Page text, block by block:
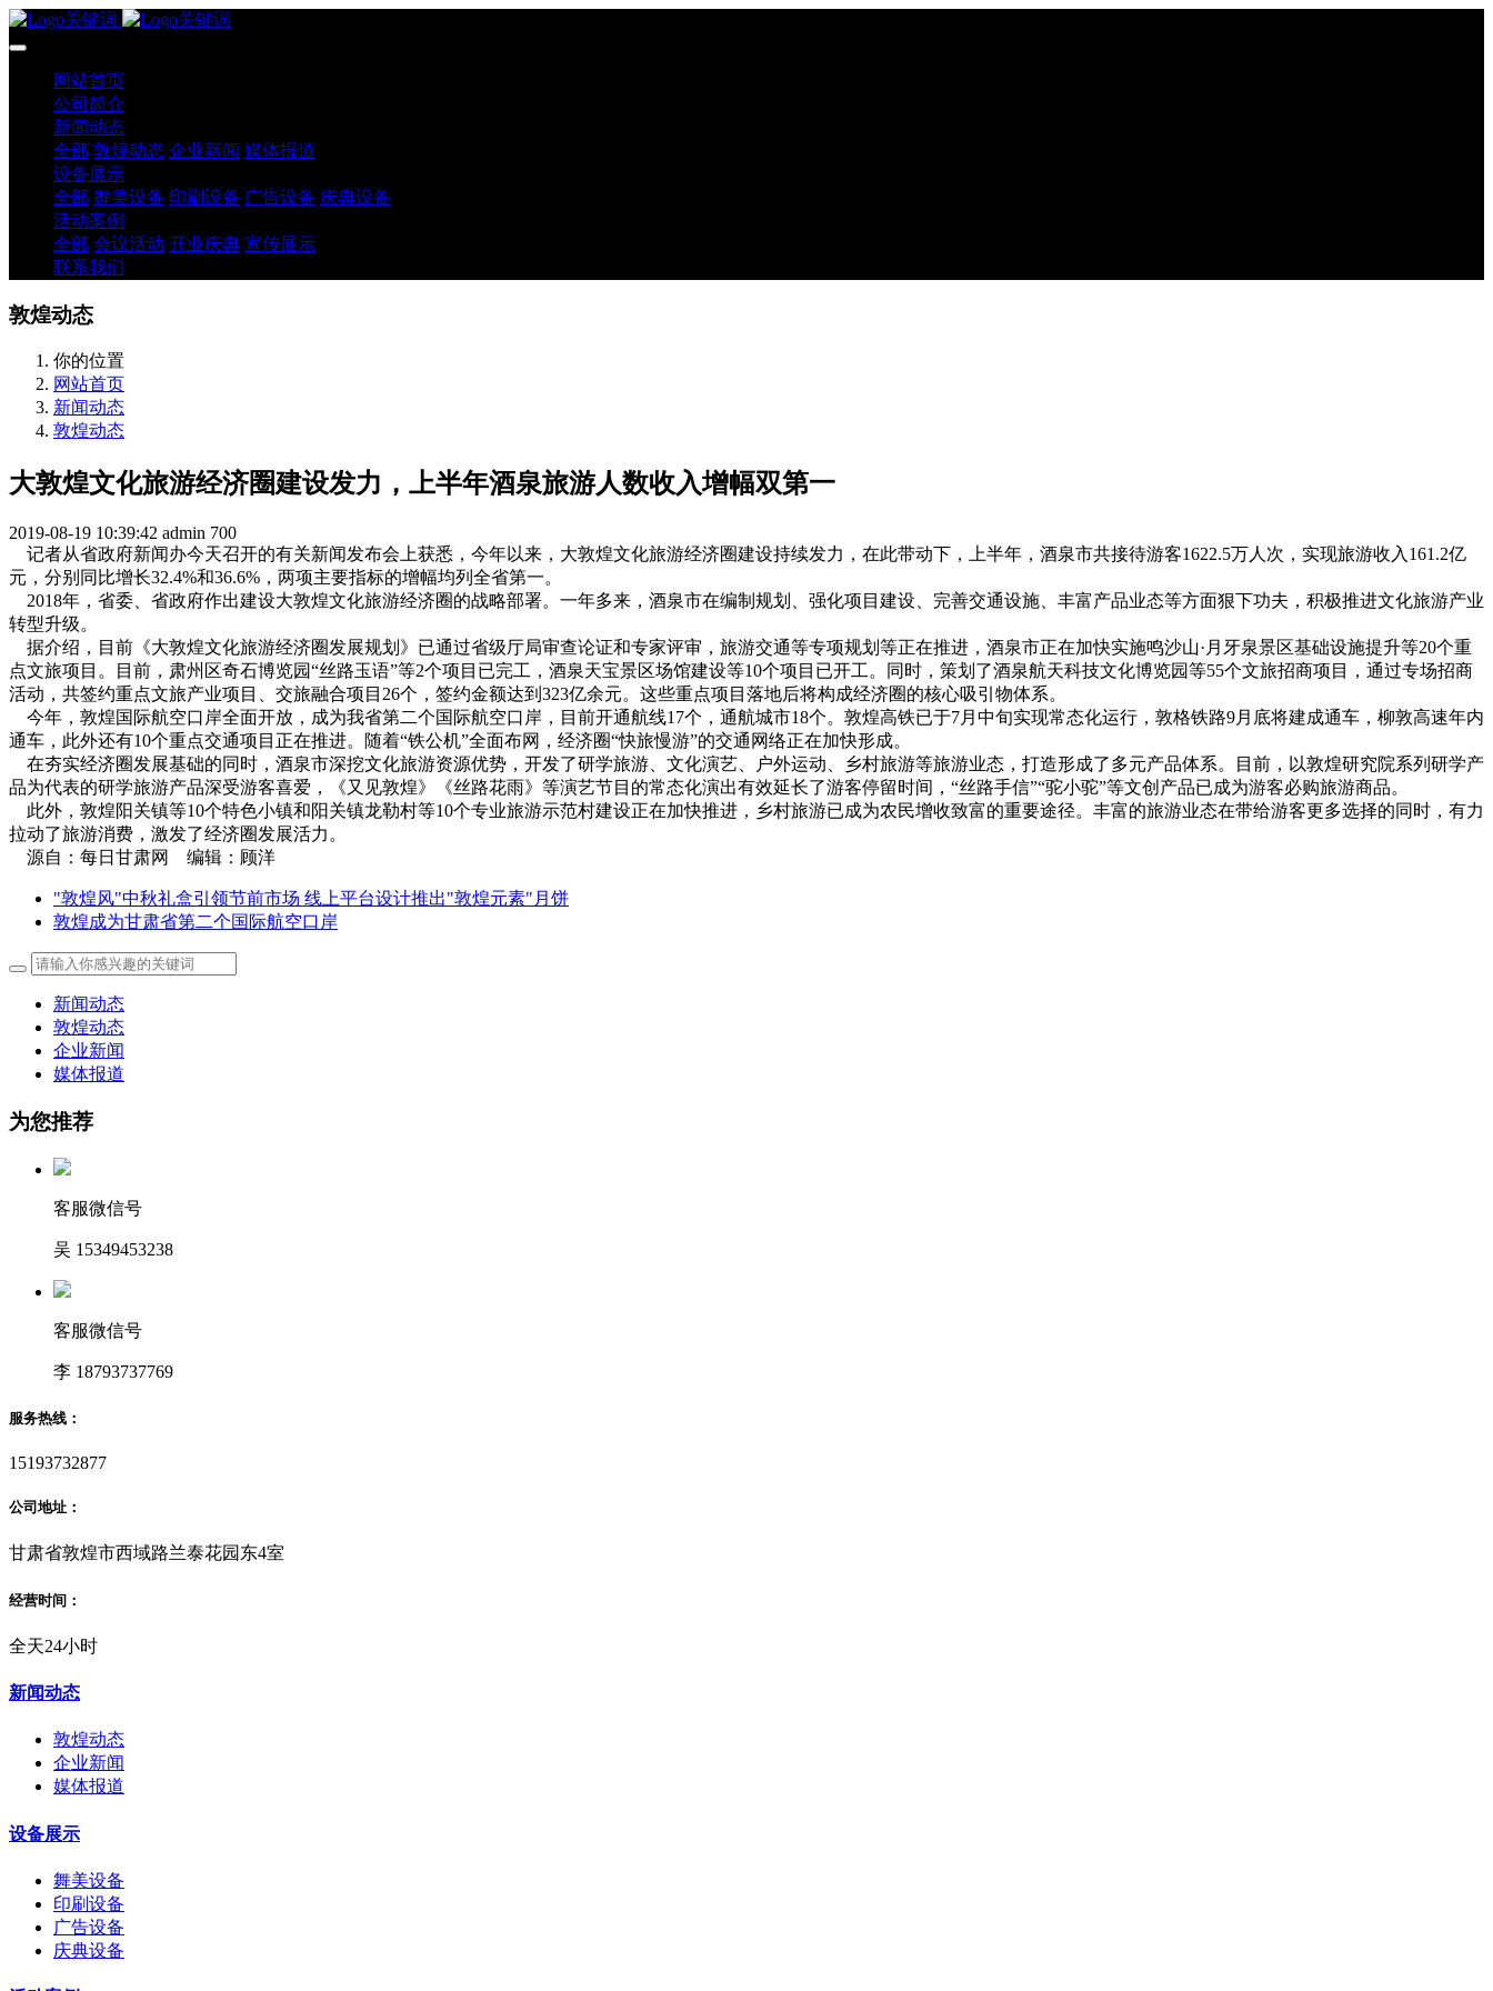
网站首页
公司简介
新闻动态
全部 敦煌动态 企业新闻 媒体报道
设备展示
全部 舞美设备 印刷设备 广告设备 庆典设备
活动案例
全部 会议活动 开业庆典 宣传展示
联系我们
敦煌动态
你的位置
网站首页
新闻动态
敦煌动态
大敦煌文化旅游经济圈建设发力，上半年酒泉旅游人数收入增幅双第一
2019-08-19 10:39:42 admin 700
记者从省政府新闻办今天召开的有关新闻发布会上获悉，今年以来，大敦煌文化旅游经济圈建设持续发力，在此带动下，上半年，酒泉市共接待游客1622.5万人次，实现旅游收入161.2亿
元，分别同比增长32.4%和36.6%，两项主要指标的增幅均列全省第一。
2018年，省委、省政府作出建设大敦煌文化旅游经济圈的战略部署。一年多来，酒泉市在编制规划、强化项目建设、完善交通设施、丰富产品业态等方面狠下功夫，积极推进文化旅游产业
转型升级。
据介绍，目前《大敦煌文化旅游经济圈发展规划》已通过省级厅局审查论证和专家评审，旅游交通等专项规划等正在推进，酒泉市正在加快实施鸣沙山·月牙泉景区基础设施提升等20个重
点文旅项目。目前，肃州区奇石博览园“丝路玉语”等2个项目已完工，酒泉天宝景区场馆建设等10个项目已开工。同时，策划了酒泉航天科技文化博览园等55个文旅招商项目，通过专场招商
活动，共签约重点文旅产业项目、交旅融合项目26个，签约金额达到323亿余元。这些重点项目落地后将构成经济圈的核心吸引物体系。
今年，敦煌国际航空口岸全面开放，成为我省第二个国际航空口岸，目前开通航线17个，通航城市18个。敦煌高铁已于7月中旬实现常态化运行，敦格铁路9月底将建成通车，柳敦高速年内
通车，此外还有10个重点交通项目正在推进。随着“铁公机”全面布网，经济圈“快旅慢游”的交通网络正在加快形成。
在夯实经济圈发展基础的同时，酒泉市深挖文化旅游资源优势，开发了研学旅游、文化演艺、户外运动、乡村旅游等旅游业态，打造形成了多元产品体系。目前，以敦煌研究院系列研学产
品为代表的研学旅游产品深受游客喜爱，《又见敦煌》《丝路花雨》等演艺节目的常态化演出有效延长了游客停留时间，“丝路手信”“驼小驼”等文创产品已成为游客必购旅游商品。
此外，敦煌阳关镇等10个特色小镇和阳关镇龙勒村等10个专业旅游示范村建设正在加快推进，乡村旅游已成为农民增收致富的重要途径。丰富的旅游业态在带给游客更多选择的同时，有力
拉动了旅游消费，激发了经济圈发展活力。
源自：每日甘肃网 编辑：顾洋
"敦煌风"中秋礼盒引领节前市场 线上平台设计推出"敦煌元素"月饼
敦煌成为甘肃省第二个国际航空口岸
新闻动态
敦煌动态
企业新闻
媒体报道
为您推荐
客服微信号
吴 15349453238
客服微信号
李 18793737769
服务热线：
15193732877
公司地址：
甘肃省敦煌市西域路兰泰花园东4室
经营时间：
全天24小时
新闻动态
敦煌动态
企业新闻
媒体报道
设备展示
舞美设备
印刷设备
广告设备
庆典设备